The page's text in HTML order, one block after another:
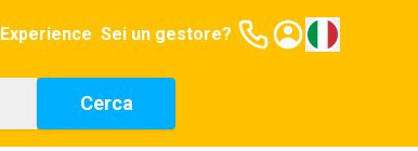
Experience Sei un gestore?
Cerca